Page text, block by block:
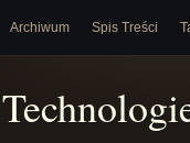
Archiwum Spis Treści